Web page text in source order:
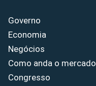
Governo
Economia
Negócios
Como anda o mercado
Congresso